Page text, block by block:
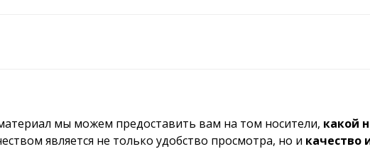
мы можем предоставить вам на том носители, какой
является не только удобство просмотра, но и качество